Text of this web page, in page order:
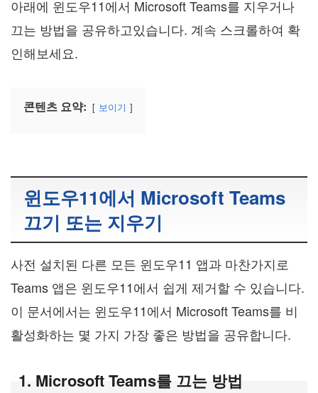
아래에 윈도우11에서 Microsoft Teams를 지우거나
끄는 방법을 공유하고있습니다. 계속 스크롤하여 확
인해보세요.
콘텐츠 요약: 보이기
윈도우11에서 Microsoft Teams
끄기 또는 지우기
사전 설치된 다른 모든 윈도우11 앱과 마찬가지로
Teams 앱은 윈도우11에서 쉽게 제거할 수 있습니다.
이 문서에서는 윈도우11에서 Microsoft Teams를 비
활성화하는 몇 가지 가장 좋은 방법을 공유합니다.
1. Microsoft Teams를 끄는 방법